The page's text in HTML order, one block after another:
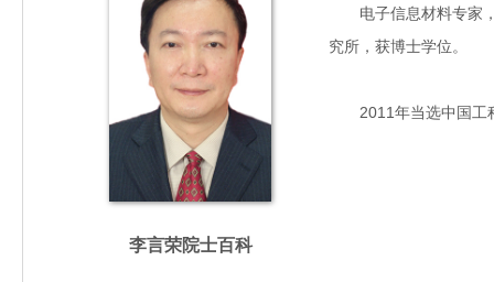
李言荣院士百科
电子信息材料专家，
究所，获博士学位。
2011年当选中国工